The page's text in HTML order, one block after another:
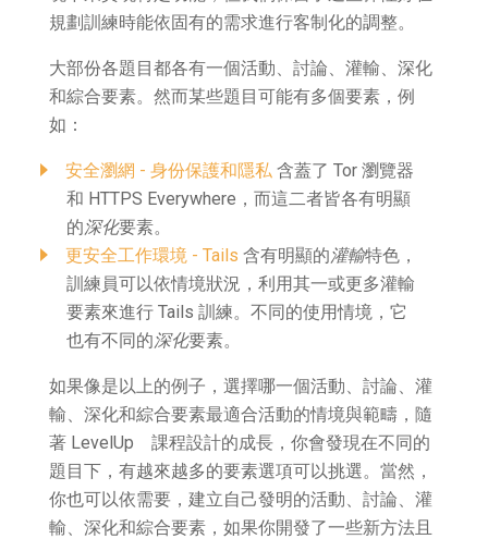
規劃訓練時能依固有的需求進行客制化的調整。
大部份各題目都各有一個活動、討論、灌輸、深化
和綜合要素。然而某些題目可能有多個要素，例
如：
安全瀏網 - 身份保護和隱私 含蓋了 Tor 瀏覽器
和 HTTPS Everywhere，而這二者皆各有明顯
的深化要素。
更安全工作環境 - Tails 含有明顯的灌輸特色，
訓練員可以依情境狀況，利用其一或更多灌輸
要素來進行 Tails 訓練。不同的使用情境，它
也有不同的深化要素。
如果像是以上的例子，選擇哪一個活動、討論、灌
輸、深化和綜合要素最適合活動的情境與範疇，隨
著 LevelUp 課程設計的成長，你會發現在不同的
題目下，有越來越多的要素選項可以挑選。當然，
你也可以依需要，建立自己發明的活動、討論、灌
輸、深化和綜合要素，如果你開發了一些新方法且